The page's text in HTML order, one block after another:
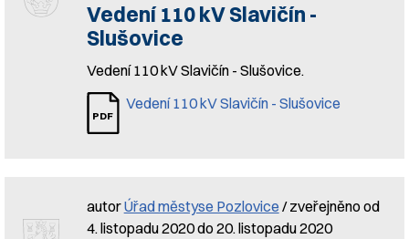
Vedení 110 kV Slavičín -
Slušovice
Vedení 110 kV Slavičín - Slušovice.
Vedení 110 kV Slavičín - Slušovice
autorÚřad městyse Pozlovice / zveřejněno od
4. listopadu 2020 do 20. listopadu 2020